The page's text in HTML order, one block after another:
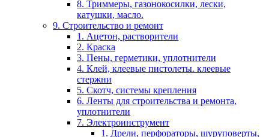
8. Триммеры, газонокосилки, лески,
катушки, масло.
9. Строительство и ремонт
1. Ацетон, растворители
2. Краска
3. Пены, герметики, уплотнители
4. Клей, клеевые пистолеты. клеевые
стержни
5. Скотч, системы крепления
6. Ленты для строительства и ремонта,
уплотнители
7. Электроинструмент
1. Дрели, перфораторы, шуруповерты,